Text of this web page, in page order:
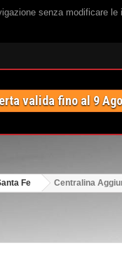
senza modificare
valida fino al 9
Fe Centralina